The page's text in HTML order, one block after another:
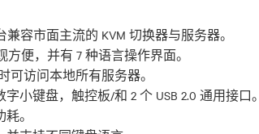
方便，并有 7 种语言操作界面。